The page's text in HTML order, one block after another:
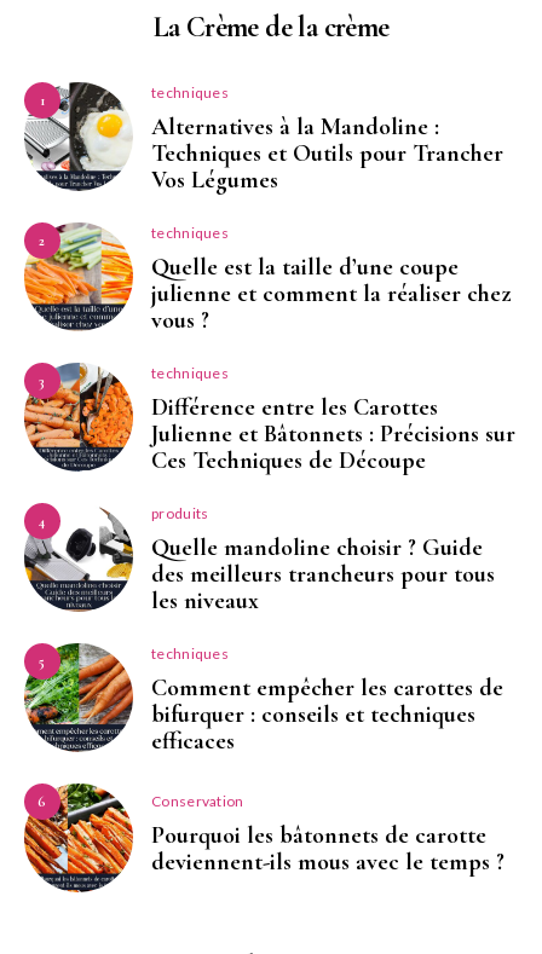
La Crème de la crème
1 techniques
Alternatives à la Mandoline :
Techniques et Outils pour Trancher
Vos Légumes
2 techniques
Quelle est la taille d’une coupe
julienne et comment la réaliser chez
vous ?
3 techniques
Différence entre les Carottes
Julienne et Bâtonnets : Précisions sur
Ces Techniques de Découpe
4 produits
Quelle mandoline choisir ? Guide
des meilleurs trancheurs pour tous
les niveaux
5 techniques
Comment empêcher les carottes de
bifurquer : conseils et techniques
efficaces
6 Conservation
Pourquoi les bâtonnets de carotte
deviennent-ils mous avec le temps ?